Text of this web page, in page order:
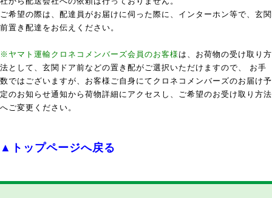
ご希望の際は、配達員がお届けに伺った際に、インターホン等で、玄関
前置き配達をお伝えください。
※ヤマト運輸クロネコメンバーズ会員のお客様 は、お荷物の受け取り方
法として、玄関ドア前などの置き配がご選択いただけますので、 お手
数ではございますが、お客様ご自身にてクロネコメンバーズのお届け予
定のお知らせ通知から荷物詳細にアクセスし、ご希望のお受け取り方法
へご変更ください。
▲トップページへ戻る